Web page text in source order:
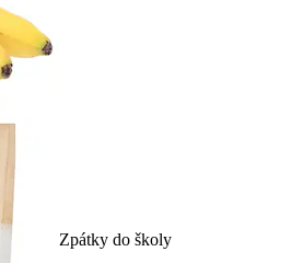
Zpátky do školy